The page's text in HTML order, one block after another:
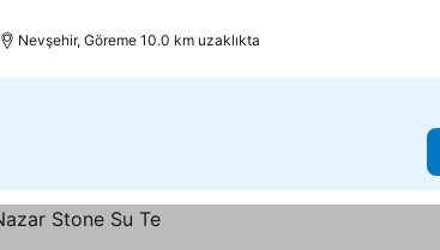
Nevşehir, Göreme 10.0 km uzaklıkta